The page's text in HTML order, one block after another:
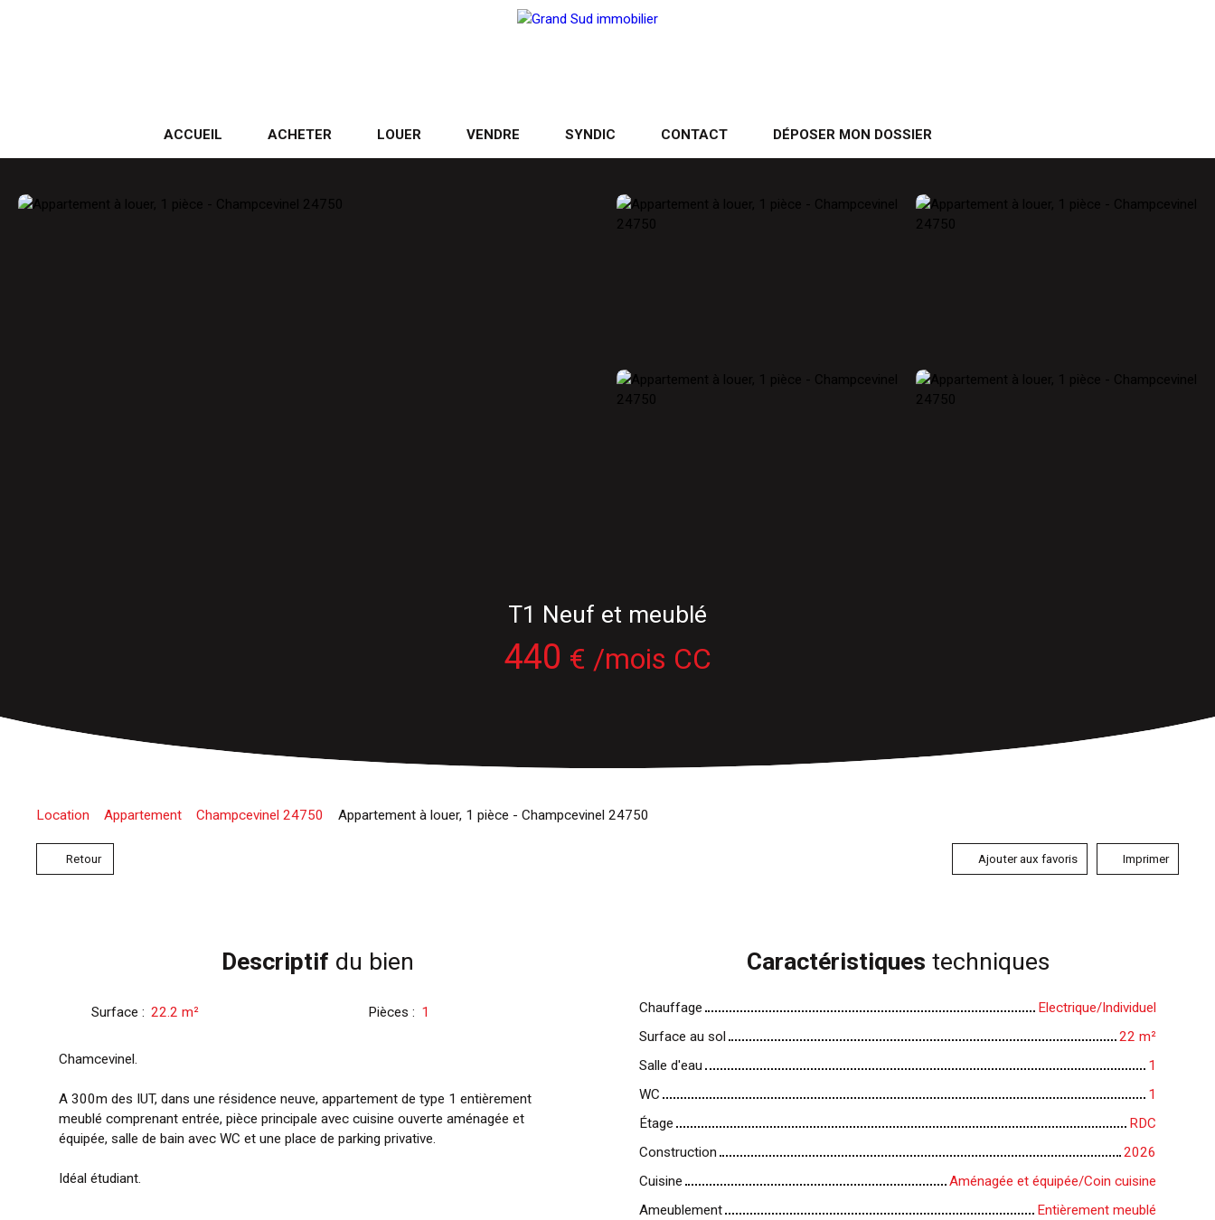
ACCUEIL ACHETER LOUER VENDRE SYNDIC CONTACT DÉPOSER MON DOSSIER
T1 Neuf et meublé
440 € /mois CC
Location Appartement Champcevinel 24750 Appartement à louer, 1 pièce - Champcevinel 24750
Retour Ajouter aux favoris Imprimer
Descriptif du bien
Surface : 22.2 m² Pièces : 1
Chamcevinel.
A 300m des IUT, dans une résidence neuve, appartement de type 1 entièrement
meublé comprenant entrée, pièce principale avec cuisine ouverte aménagée et
équipée, salle de bain avec WC et une place de parking privative.
Idéal étudiant.
Caractéristiques techniques
Chauffage
Electrique/Individuel
Surface au sol
22 m²
Salle d'eau
1
WC
1
Étage
RDC
Construction
2026
Cuisine
Aménagée et équipée/Coin cuisine
Ameublement
Entièrement meublé